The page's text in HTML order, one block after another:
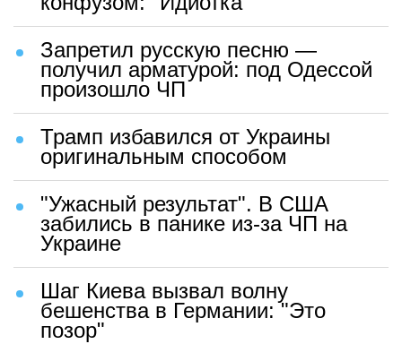
Запретил русскую песню —
получил арматурой: под Одессой
произошло ЧП
Трамп избавился от Украины
оригинальным способом
"Ужасный результат". В США
забились в панике из-за ЧП на
Украине
Шаг Киева вызвал волну
бешенства в Германии: "Это
позор"